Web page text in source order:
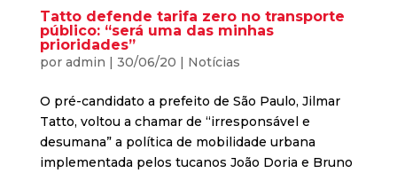
Tatto defende tarifa zero no transporte
público: “será uma das minhas
prioridades”
por admin | 30/06/20 | Notícias
O pré-candidato a prefeito de São Paulo, Jilmar
Tatto, voltou a chamar de “irresponsável e
desumana” a política de mobilidade urbana
implementada pelos tucanos João Doria e Bruno